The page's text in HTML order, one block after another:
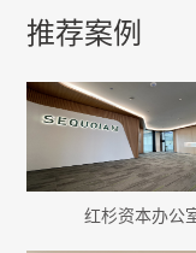
推荐案例
红杉资本办公